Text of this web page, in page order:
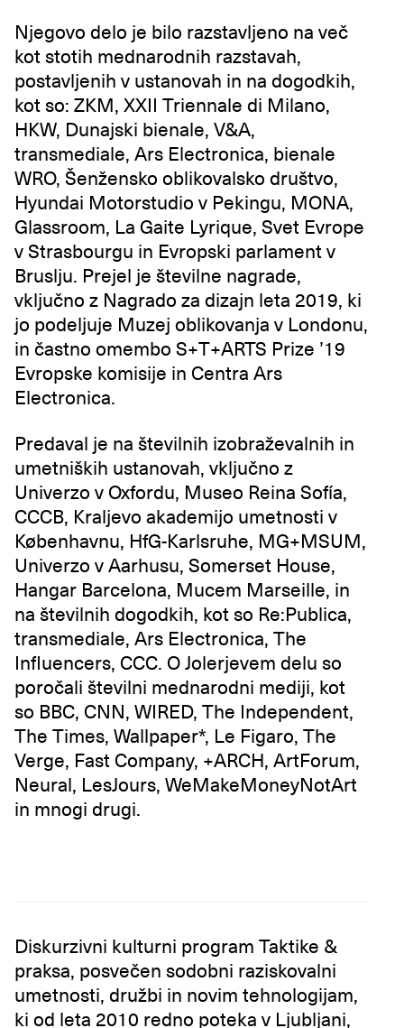
Njegovo delo je bilo razstavljeno na več
kot stotih mednarodnih razstavah,
postavljenih v ustanovah in na dogodkih,
kot so: ZKM, XXII Triennale di Milano‎,
HKW, Dunajski bienale, V&A,
transmediale, Ars Electronica, bienale
WRO, Šenžensko oblikovalsko društvo,
Hyundai Motorstudio v Pekingu, MONA,
Glassroom, La Gaite Lyrique, Svet Evrope
v Strasbourgu in Evropski parlament v
Bruslju. Prejel je številne nagrade,
vključno z Nagrado za dizajn leta 2019, ki
jo podeljuje Muzej oblikovanja v Londonu,
in častno omembo S+T+ARTS Prize ’19
Evropske komisije in Centra Ars
Electronica.
Predaval je na številnih izobraževalnih in
umetniških ustanovah, vključno z
Univerzo v Oxfordu, Museo Reina Sofía,
CCCB, Kraljevo akademijo umetnosti v
Københavnu, HfG-Karlsruhe, MG+MSUM,
Univerzo v Aarhusu, Somerset House,
Hangar Barcelona, Mucem Marseille, in
na številnih dogodkih, kot so Re:Publica,
transmediale, Ars Electronica, The
Influencers, CCC. O Jolerjevem delu so
poročali številni mednarodni mediji, kot
so BBC, CNN, WIRED, The Independent,
The Times, Wallpaper*, Le Figaro, The
Verge, Fast Company, +ARCH, ArtForum,
Neural, LesJours, WeMakeMoneyNotArt
in mnogi drugi.
Diskurzivni kulturni program Taktike &
praksa, posvečen sodobni raziskovalni
umetnosti, družbi in novim tehnologijam,
ki od leta 2010 redno poteka v Ljubljani,